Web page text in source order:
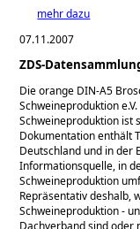
mehr dazu
07.11.2007
ZDS-
Die orange DIN-A5
Schweineproduktion
Schweineproduktion ist
Dokumentation enthält
Deutschland und in der
Informationsquelle, in
Schweineproduktion
Repräsentativ deshalb,
Schweineproduktion -